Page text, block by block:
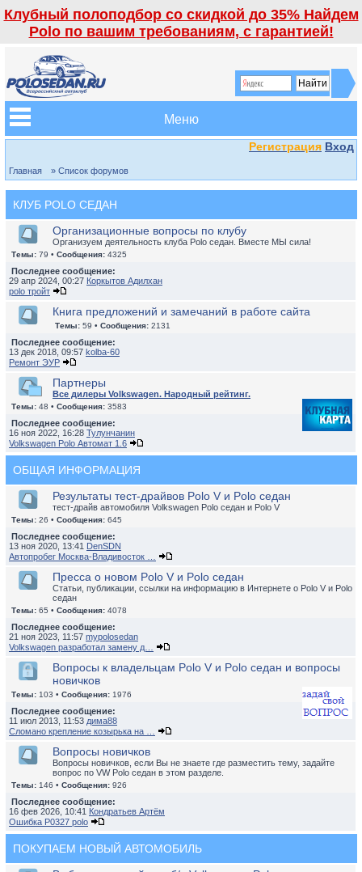
Клубный полоподбор со скидкой до 35% Найдем
Polo по вашим требованиям, с гарантией!
Меню
Регистрация Вход
Главная » Список форумов
КЛУБ POLO СЕДАН
Организационные вопросы по клубу
Организуем деятельность клуба Polo седан. Вместе МЫ сила!
Темы: 79 • Сообщения: 4325
Последнее сообщение:
29 апр 2024, 00:27 Коркытов Адилхан
polo тройт
Книга предложений и замечаний в работе сайта
Темы: 59 • Сообщения: 2131
Последнее сообщение:
13 дек 2018, 09:57 kolba-60
Ремонт ЭУР
Партнеры
Все дилеры Volkswagen. Народный рейтинг.
Темы: 48 • Сообщения: 3583
Последнее сообщение:
16 ноя 2022, 16:28 Тулунчанин
Volkswagen Polo Автомат 1.6
ОБЩАЯ ИНФОРМАЦИЯ
Результаты тест-драйвов Polo V и Polo седан
тест-драйв автомобиля Volkswagen Polo седан и Polo V
Темы: 26 • Сообщения: 645
Последнее сообщение:
13 ноя 2020, 13:41 DenSDN
Автопробег Москва-Владивосток …
Пресса о новом Polo V и Polo седан
Статьи, публикации, ссылки на информацию в Интернете о Polo V и Polo
седан
Темы: 65 • Сообщения: 4078
Последнее сообщение:
21 ноя 2023, 11:57 mypolosedan
Volkswagen разработал замену д…
Вопросы к владельцам Polo V и Polo седан и вопросы
новичков
Темы: 103 • Сообщения: 1976
Последнее сообщение:
11 июл 2013, 11:53 дима88
Сломано крепление козырька на …
Вопросы новичков
Вопросы новичков, если Вы не знаете где разместить тему, задайте
вопрос по VW Polo седан в этом разделе.
Темы: 146 • Сообщения: 926
Последнее сообщение:
16 фев 2026, 10:41 Кондратьев Артём
Ошибка P0327 polo
ПОКУПАЕМ НОВЫЙ АВТОМОБИЛЬ